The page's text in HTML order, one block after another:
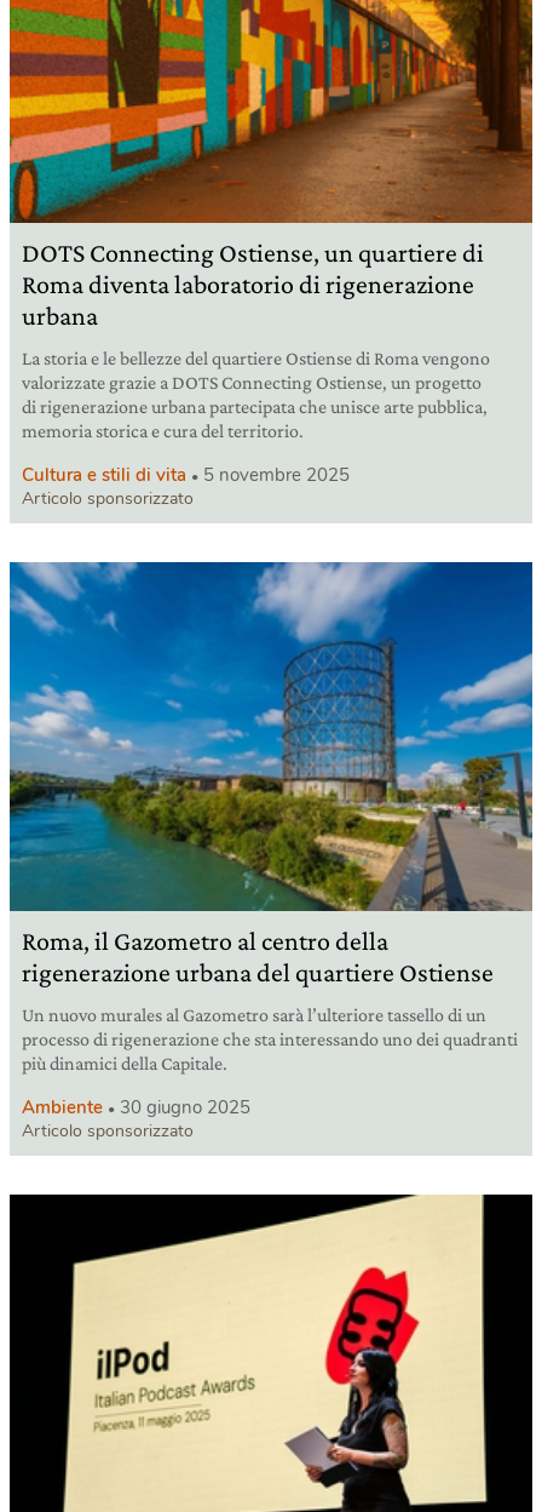
DOTS Connecting Ostiense, un quartiere di
Roma diventa laboratorio di rigenerazione
urbana
La storia e le bellezze del quartiere Ostiense di Roma vengono
valorizzate grazie a DOTS Connecting Ostiense, un progetto
di rigenerazione urbana partecipata che unisce arte pubblica,
memoria storica e cura del territorio.
Cultura e stili di vita 5 novembre 2025
Articolo sponsorizzato
Roma, il Gazometro al centro della
rigenerazione urbana del quartiere Ostiense
Un nuovo murales al Gazometro sarà l’ulteriore tassello di un
processo di rigenerazione che sta interessando uno dei quadranti
più dinamici della Capitale.
Ambiente 30 giugno 2025
Articolo sponsorizzato